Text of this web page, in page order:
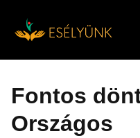
tartalomra
Fontos
Országos